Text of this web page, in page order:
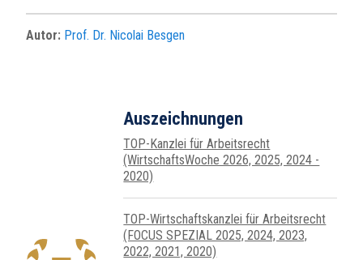
Autor: Prof. Dr. Nicolai Besgen
Auszeichnungen
TOP-Kanzlei für Arbeitsrecht
(WirtschaftsWoche 2026, 2025, 2024 -
2020)
TOP-Wirtschafts­kanzlei für Arbeits­recht
(FOCUS SPEZIAL 2025, 2024, 2023,
2022, 2021, 2020)